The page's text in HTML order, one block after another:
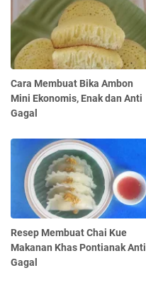
Cara Membuat Bika Ambon
Mini Ekonomis, Enak dan Anti
Gagal
Resep Membuat Chai Kue
Makanan Khas Pontianak Anti
Gagal